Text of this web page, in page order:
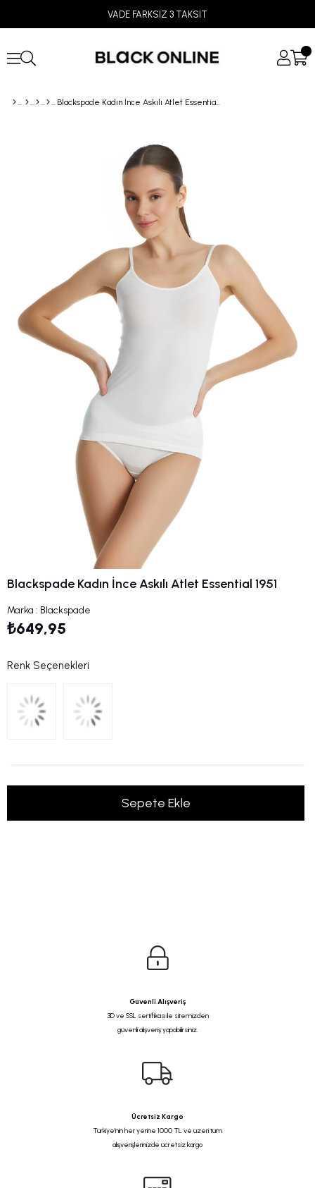
VADE FARKSIZ 3 TAKSİT
Blackspade Kadın İnce Askılı Atlet Essential 1951
Blackspade Kadın İnce Askılı Atlet Essential 1951
Marka : Blackspade
₺649,95
Renk Seçenekleri
Güvenli Alışveriş
3D ve SSL sertifikası ile sitemizden
güvenli alışveriş yapabilirsiniz.
Ücretsiz Kargo
Türkiye'nin her yerine 1000 TL ve üzeri tüm
alışverişlerinizde ücretsiz kargo